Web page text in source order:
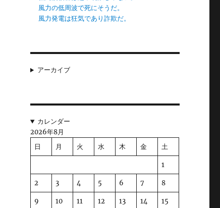
風力の低周波で死にそうだ。
風力発電は狂気であり詐欺だ。
アーカイブ
カレンダー
2026年8月
日
月 火 水 木 金 土
1
2 3 4 5 6 7 8
9 10 11 12 13 14 15